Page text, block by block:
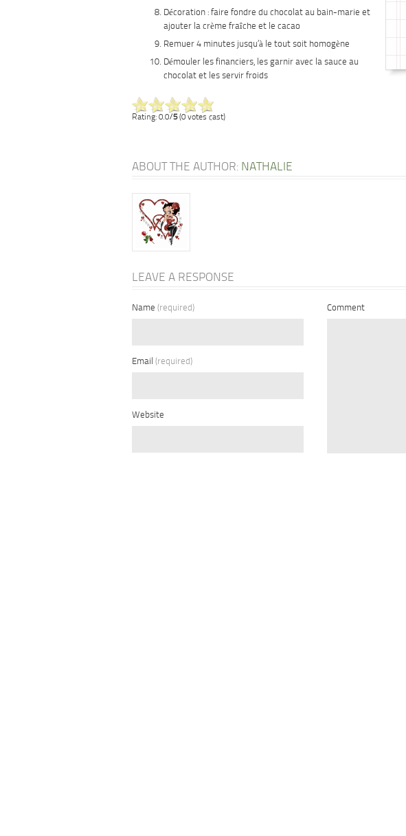
Décoration : faire fondre du chocolat au bain-marie et
ajouter la crème fraîche et le cacao
Remuer 4 minutes jusqu’à le tout soit homogène
Démouler les financiers, les garnir avec la sauce au
chocolat et les servir froids
Rating: 0.0/5(0 votes cast)
ABOUT THE AUTHOR: NATHALIE
LEAVE A RESPONSE
Name (required)
Email (required)
Website
Comment